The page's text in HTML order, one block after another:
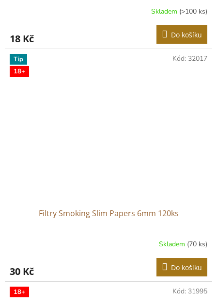
Skladem (>100 ks)
18 Kč Do košíku
Tip
18+
Filtry Smoking Slim Papers 6mm 120ks
Skladem (70 ks)
30 Kč Do košíku
Kód: 32017
18+ Kód: 31995